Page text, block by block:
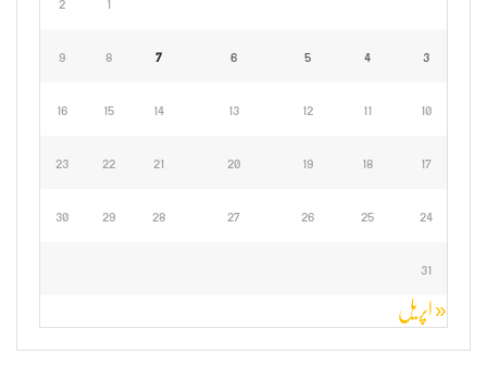
1
2
3
4
5
6
7
8
9
10
11
12
13
14
15
16
17
18
19
20
21
22
23
24
25
26
27
28
29
30
31
« اپریل